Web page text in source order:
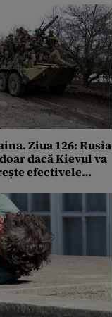
Ziua 126: Rusia
dacă Kievul va
efectivele
multe arme